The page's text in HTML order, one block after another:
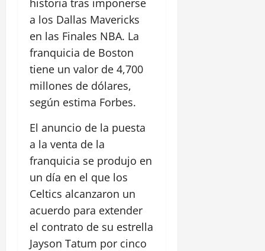
a los Dallas Mavericks
en las Finales NBA. La
franquicia de Boston
tiene un valor de 4,700
millones de dólares,
según estima Forbes.
El anuncio de la puesta
a la venta de la
franquicia se produjo en
un día en el que los
Celtics alcanzaron un
acuerdo para extender
el contrato de su estrella
Jayson Tatum por cinco